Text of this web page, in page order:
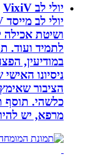
יולי לב VixiV
ושיטת אכילה
לתמיד ועוד. תושב
במודיעין, הפצה
הציבור שאימץ
כלשהי. תוסף
מרפא, יש